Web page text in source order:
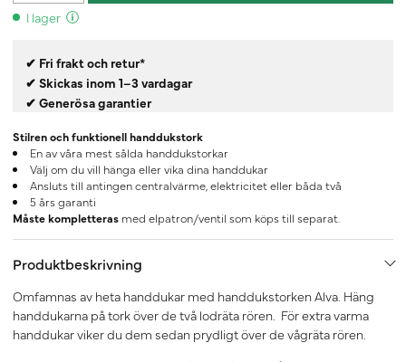
I lager
✔ Fri frakt och retur*
✔ Skickas inom 1–3 vardagar
✔ Generösa garantier
Stilren och funktionell handdukstork
En av våra mest sålda handdukstorkar
Välj om du vill hänga eller vika dina handdukar
Ansluts till antingen centralvärme, elektricitet eller båda två
5 års garanti
Måste kompletteras med elpatron/ventil som köps till separat.
Produktbeskrivning
Omfamnas av heta handdukar med handdukstorken Alva. Häng
handdukarna på tork över de två lodräta rören. För extra varma
handdukar viker du dem sedan prydligt över de vågräta rören.